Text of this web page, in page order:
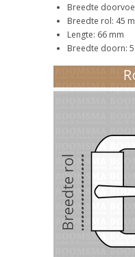
Breedte
Breedte rol: 45
Lengte: 66 mm
Breedte doorn: